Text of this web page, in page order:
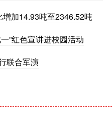
加14.93吨至2346.52吨
”红色宣讲进校园活动
联合军演